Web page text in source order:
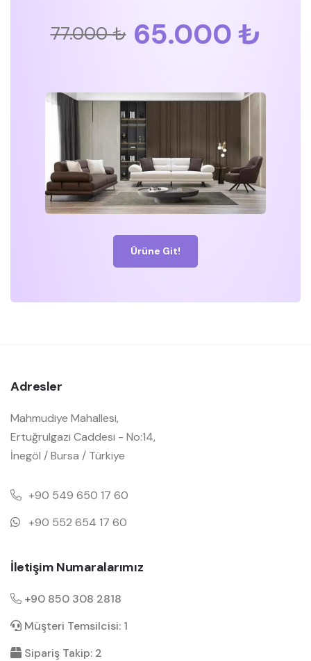
77.000 ₺ 65.000 ₺
Ürüne Git!
Adresler
Mahmudiye Mahallesi,
Ertuğrulgazi Caddesi - No:14,
İnegöl / Bursa / Türkiye
+90 549 650 17 60
+90 552 654 17 60
İletişim Numaralarımız
+90 850 308 2818
Müşteri Temsilcisi: 1
Sipariş Takip: 2